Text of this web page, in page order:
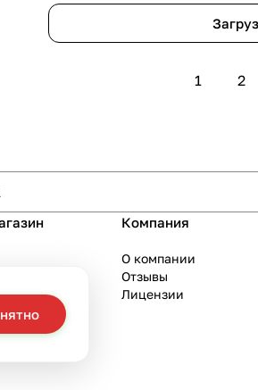
1 2
Компания
О компании
Отзывы
Лицензии